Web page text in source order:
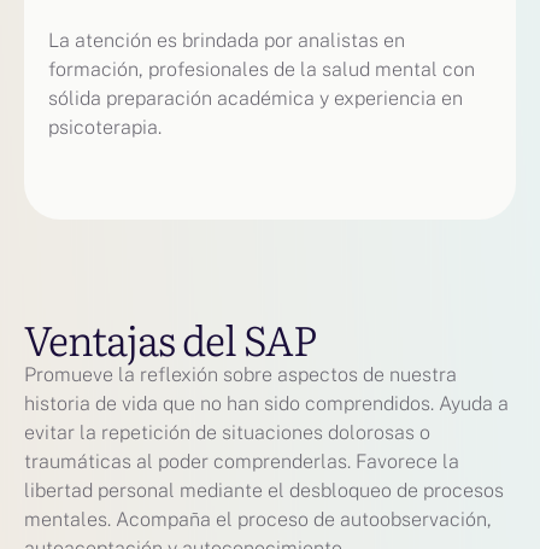
La atención es brindada por analistas en
formación, profesionales de la salud mental con
sólida preparación académica y experiencia en
psicoterapia.
Ventajas del SAP
Promueve la reflexión sobre aspectos de nuestra
historia de vida que no han sido comprendidos. Ayuda a
evitar la repetición de situaciones dolorosas o
traumáticas al poder comprenderlas. Favorece la
libertad personal mediante el desbloqueo de procesos
mentales. Acompaña el proceso de autoobservación,